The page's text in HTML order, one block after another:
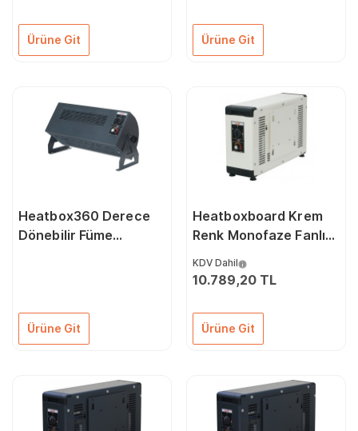
Ürüne Git Ürüne Git
Heatbox360 Derece
Dönebilir Füme
Ürüne Git
Heatboxboard Krem
Renk Monofaze Fanlı
2000/4000 Watt
KDV Dahil
10.789,20 TL
Ürüne Git